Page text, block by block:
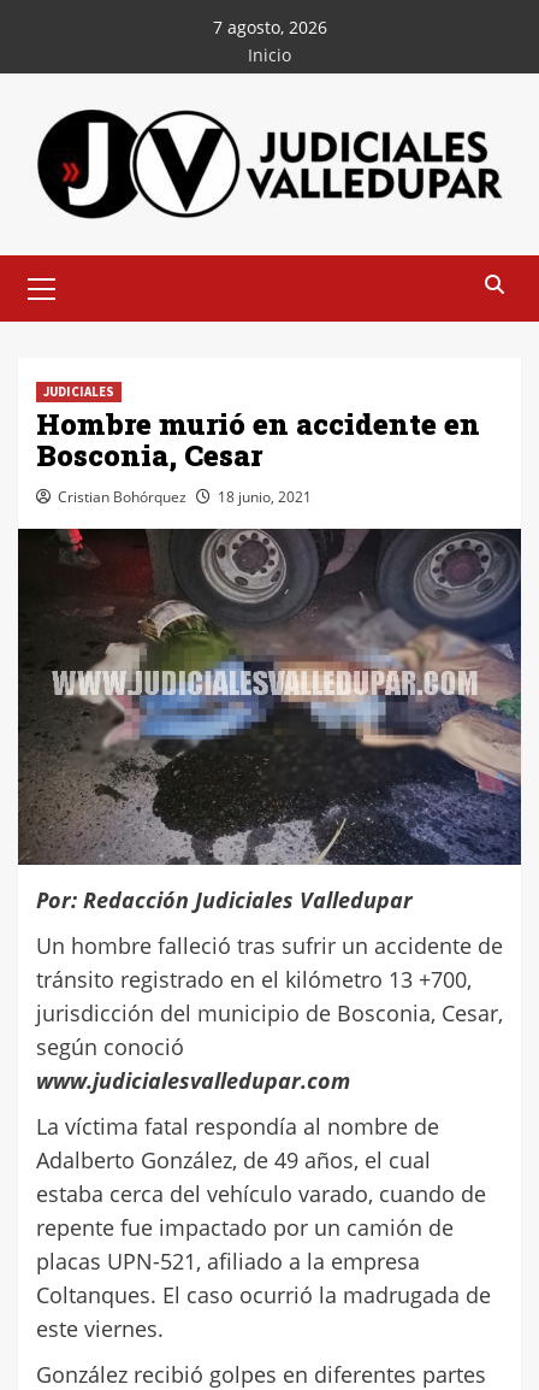
contenido
7 agosto, 2026
Inicio
principal
JUDICIALES
Hombre murió en accidente en
Bosconia, Cesar
Cristian Bohórquez 18 junio, 2021
Por: Redacción Judiciales Valledupar
Un hombre falleció tras sufrir un accidente de
tránsito registrado en el kilómetro 13 +700,
jurisdicción del municipio de Bosconia, Cesar,
según conoció
www.judicialesvalledupar.com
La víctima fatal respondía al nombre de
Adalberto González, de 49 años, el cual
estaba cerca del vehículo varado, cuando de
repente fue impactado por un camión de
placas UPN-521, afiliado a la empresa
Coltanques. El caso ocurrió la madrugada de
este viernes.
González recibió golpes en diferentes partes